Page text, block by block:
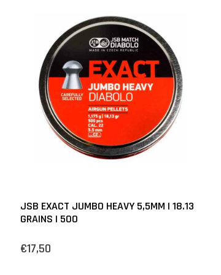
JSB EXACT JUMBO HEAVY 5,5MM | 18.13
GRAINS | 500
€17,50